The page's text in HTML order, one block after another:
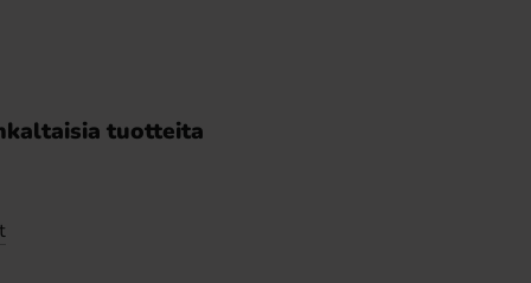
tuotteita